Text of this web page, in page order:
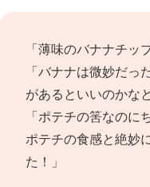
「薄味のバナナチッ
「バナナは微妙だ
があるといいのかな
「ポテチの筈なのに
ポテチの食感と絶妙
た！」